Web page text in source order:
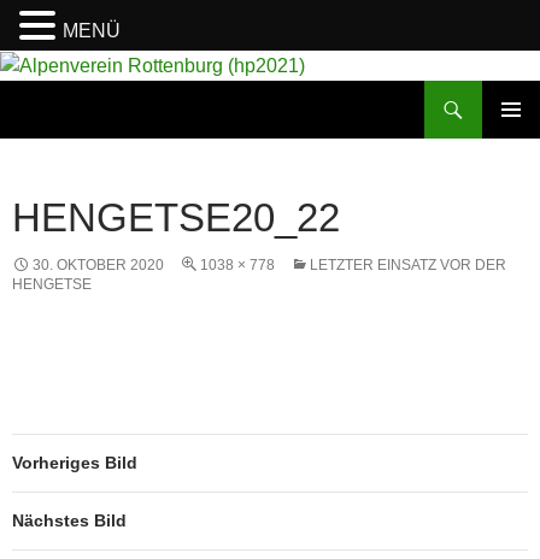
HENGETSE20_22
30. OKTOBER 2020 1038 × 778
LETZTER EINSATZ VOR DER
HENGETSE
Vorheriges Bild
Nächstes Bild
MENÜ